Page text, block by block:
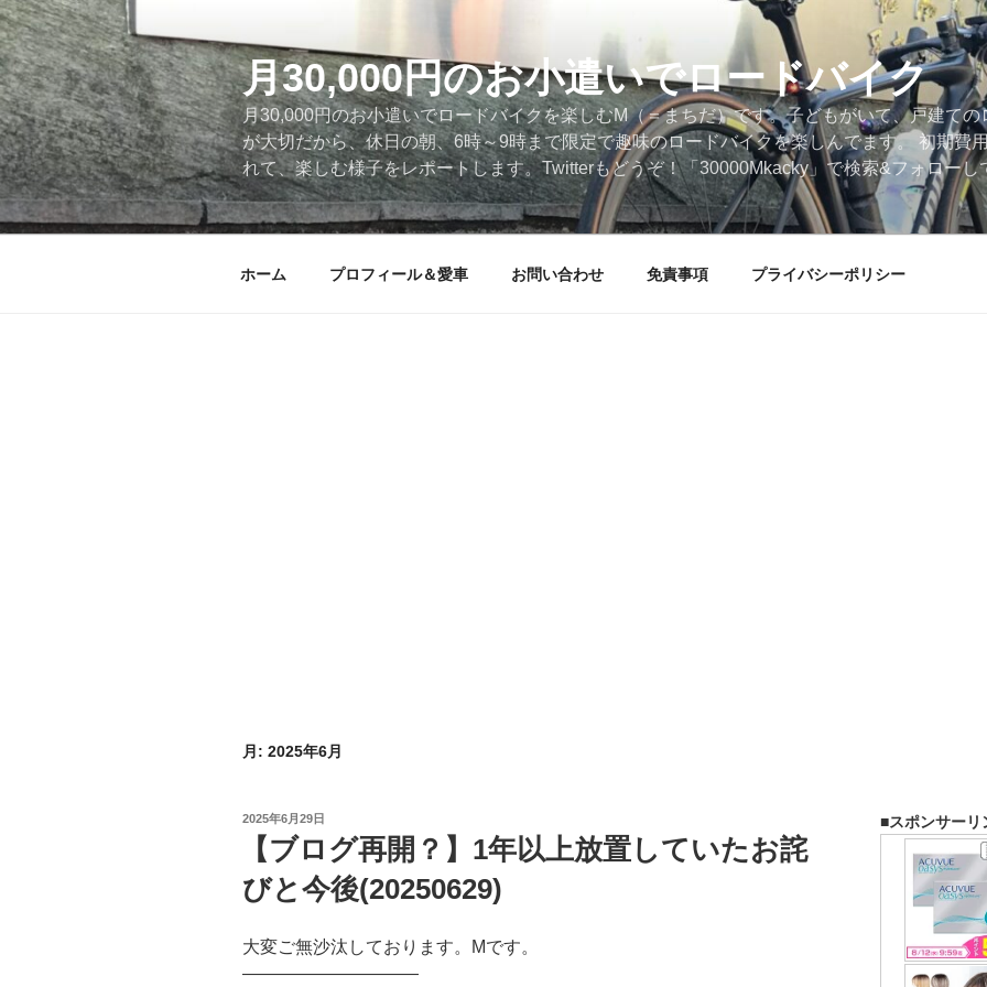
コ
ン
テ
ン
ツ
へ
ス
キ
ッ
月30,000円のお小遣いでロードバイク
月30,000円のお小遣いでロードバイクを楽しむM（＝まちだ）です。子どもがいて、戸建て
が大切だから、休日の朝、6時～9時まで限定で趣味のロードバイクを楽しんでます。 初期費
れて、楽しむ様子をレポートします。Twitterもどうぞ！「30000Mkacky」で検索&フォローし
ホーム プロフィール＆愛車 お問い合わせ 免責事項 プライバシーポリシー
月: 2025年6月
投
2025年6月29日
【ブログ再開？】1年以上放置していたお詫
びと今後(20250629)
大変ご無沙汰しております。Mです。
——————————
■スポンサーリ